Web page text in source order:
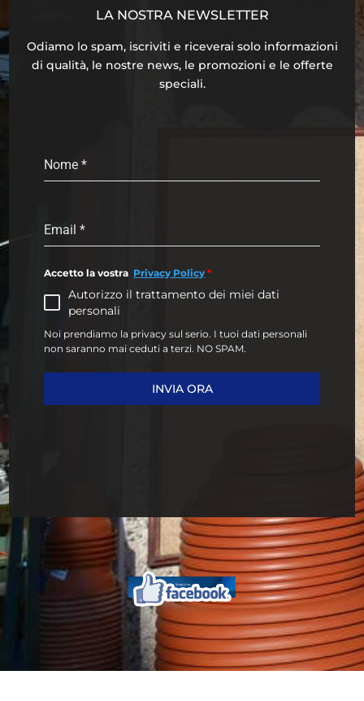
LA NOSTRA NEWSLETTER
Odiamo lo spam, iscriviti e riceverai solo informazioni
di qualità, le nostre news, le promozioni e le offerte
speciali.
Nome*
Email*
Accetto la vostra Privacy Policy *
Autorizzo il trattamento dei miei dati
personali
Noi prendiamo la privacy sul serio. I tuoi dati personali
non saranno mai ceduti a terzi. NO SPAM.
INVIA ORA